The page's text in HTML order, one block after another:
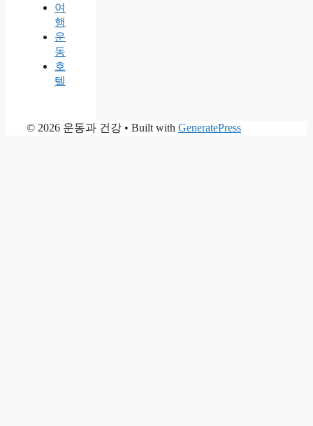
여
행
운
동
호
텔
© 2026 운동과 건강 • Built with GeneratePress